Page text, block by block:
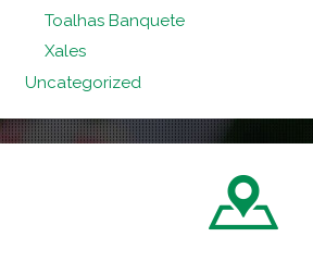
Toalhas Banquete
Xales
Uncategorized